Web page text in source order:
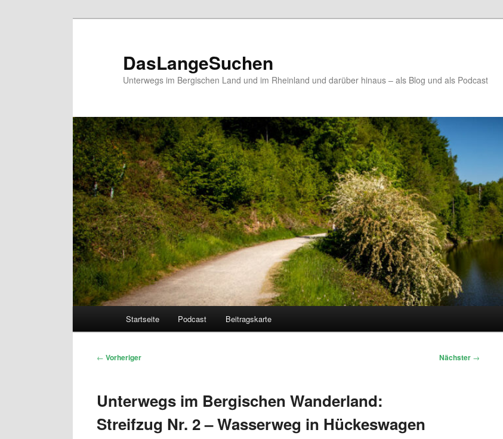
DasLangeSuchen
Unterwegs im Bergischen Land und im Rheinland und darüber hinaus – als Blog und als Podcast
Startseite Podcast Beitragskarte
Beitragsnavigation
← Vorheriger Nächster →
Unterwegs im Bergischen Wanderland:
Streifzug Nr. 2 – Wasserweg in Hückeswagen